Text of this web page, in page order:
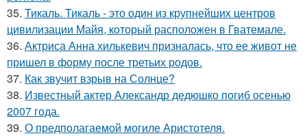
35. Тикаль. Тикаль - это один из крупнейших центров
цивилизации Майя, который расположен в Гватемале.
36. Актриса Анна хилькевич призналась, что ее живот не
пришел в форму после третьих родов.
37. Как звучит взрыв на Солнце?
38. Известный актер Александр дедюшко погиб осенью
2007 года.
39. О предполагаемой могиле Аристотеля.